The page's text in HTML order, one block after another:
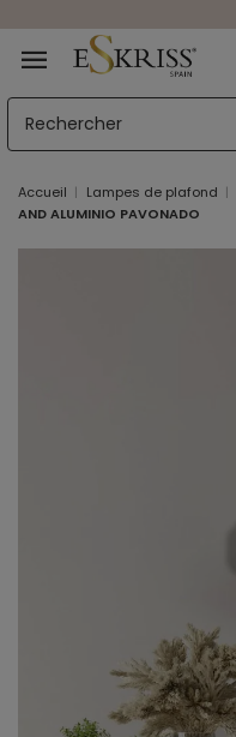
Accueil Lampes de plafond
AND ALUMINIO PAVONADO